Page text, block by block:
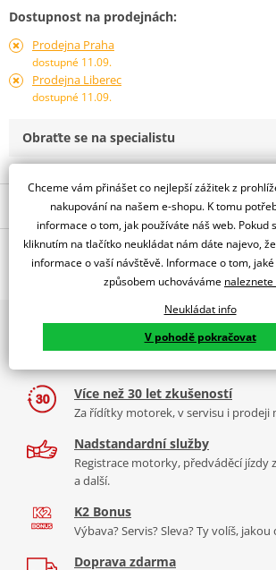
Dostupnost na prodejnách:
Prodejna Praha
dostupné 11.09.
Prodejna Liberec
dostupné 11.09.
Obraťte se na specialistu
Popis a parametry
Jsme autorizovaný
dealer značky PUIG
WINDSHIELD MOD.TRAFFIC.SYM SYMPHONY
Tabulka velikostí
Co když mi to nebude
PDF Mounting tips
O výrobci
PUIG byl založen v roce 1964 ve Španělsku.
Granollers poblíž Barcelony na ploše 8 000
dělí na 3 části: komerční, odlitkovou a
let se účastní nejslavnějších závodů
naší nabídce naleznete doplňky a
padací protektory a mnoho dalšího.
Zobrazit všechny produktyznačky PUIG
2x multibrand showroom
9 značek motocyklů, servis, oblečení,
Více než 30 let zkušeností
Za řídítky motorek, v servisu i prodeji
Nadstandardní služby
Registrace motorky, předváděcí jízdy
a další.
K2 Bonus
Výbava? Servis? Sleva? Ty volíš,
Doprava zdarma
Chceme vám přinášet co nejlepší zážitek z
nakupování na našem e-shopu. K tomu
informace o tom, jak používáte náš web. Pokud
kliknutím na tlačítko neukládat nám dáte najevo,
informace o vaší návštěvě. Informace o tom,
způsobem uchováváme naleznete
Neukládat info
V pohodě pokračovat